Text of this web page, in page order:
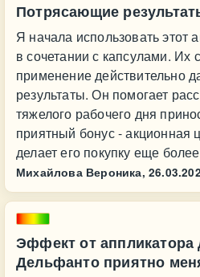
Потрясающие
Я начала использовать этот
в сочетании с капсулами. Их
применение действительно
результаты. Он помогает
тяжелого рабочего дня
приятный бонус - акционная
делает его покупку еще
Михайлова Вероника,
Эффект от аппликатора
Дельфанто приятно